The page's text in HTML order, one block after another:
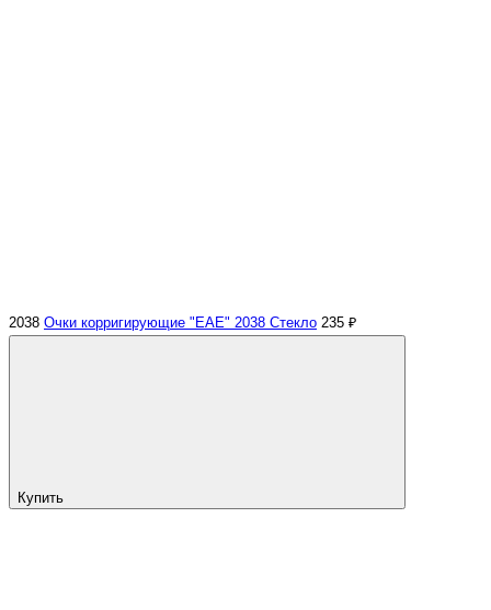
2038 Очки корригирующие "EAE" 2038 Стекло 235 ₽
Купить